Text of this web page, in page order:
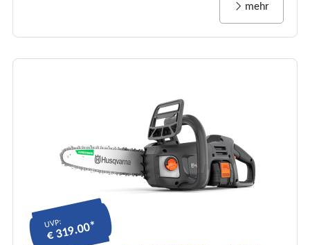
mehr
UVP:
€ 319.00*